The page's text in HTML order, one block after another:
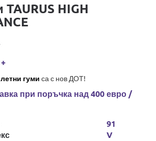
HIGH
летни гуми са с нов ДОТ!
при поръчка над 400 евро /
91
V